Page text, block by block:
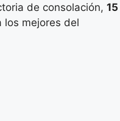
de consolación, 15
los mejores del